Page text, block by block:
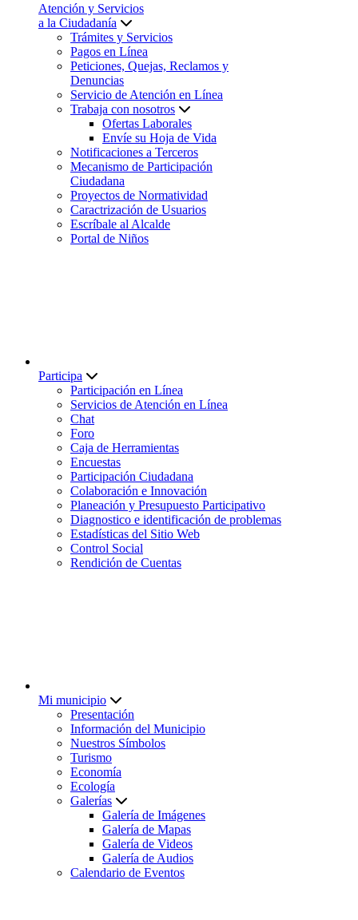
Atención y Servicios
a la Ciudadanía
Trámites y Servicios
Pagos en Línea
Peticiones, Quejas, Reclamos y
Denuncias
Servicio de Atención en Línea
Trabaja con nosotros
Ofertas Laborales
Envíe su Hoja de Vida
Notificaciones a Terceros
Mecanismo de Participación
Ciudadana
Proyectos de Normatividad
Caractrización de Usuarios
Escríbale al Alcalde
Portal de Niños
Participa
Participación en Línea
Servicios de Atención en Línea
Chat
Foro
Caja de Herramientas
Encuestas
Participación Ciudadana
Colaboración e Innovación
Planeación y Presupuesto Participativo
Diagnostico e identificación de problemas
Estadísticas del Sitio Web
Control Social
Rendición de Cuentas
Mi municipio
Presentación
Información del Municipio
Nuestros Símbolos
Turismo
Economía
Ecología
Galerías
Galería de Imágenes
Galería de Mapas
Galería de Videos
Galería de Audios
Calendario de Eventos